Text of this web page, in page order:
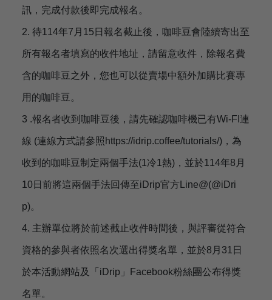
訊，完成付款後即完成報名。
2. 待114年7月15日報名截止後，咖啡豆會陸續寄出至
所有報名者填寫的收件地址，請留意收件，除報名費
含的咖啡豆之外，您也可以從賣場中額外加購比賽專
用的咖啡豆。
3 .報名者收到咖啡豆後，請先確認咖啡機已有Wi-FI連
線 (連線方式請參照https://idrip.coffee/tutorials/)，為
收到的咖啡豆制定兩個手法(1冷1熱)，並於114年8月
10日前將這兩個手法回傳至iDrip官方Line@(@iDri
p)。
4. 主辦單位將於前述截止收件時間後，與評審從符合
資格的參與者依照名次選出得獎名單，並於8月31日
於本活動網站及「iDrip」Facebook粉絲團公布得獎
名單。